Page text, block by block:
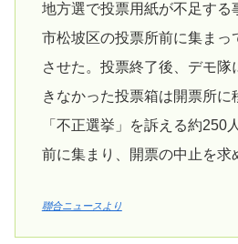
地方選で投票用紙が不足する
市松坡区の投票所前に集まっ
させた。投票終了後、デモ隊
きなかった投票箱は開票所に
「不正選挙」を訴える約250
前に集まり、開票の中止を求
聯合ニュースより